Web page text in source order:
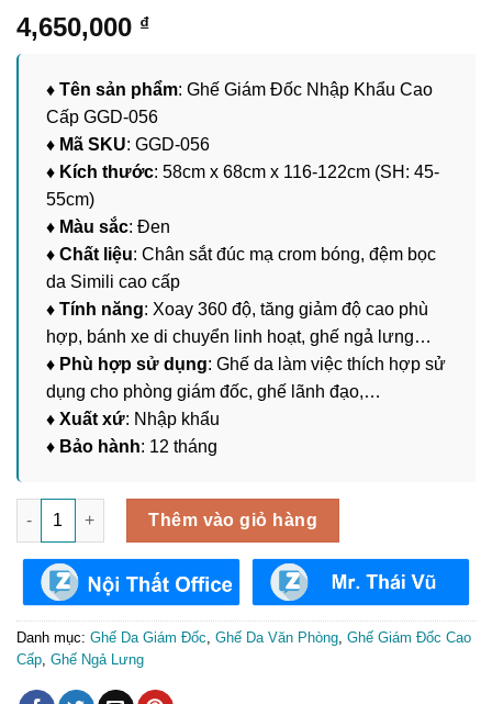
4,650,000 ₫
♦ Tên sản phẩm: Ghế Giám Đốc Nhập Khẩu Cao
Cấp GGD-056
♦ Mã SKU: GGD-056
♦ Kích thước: 58cm x 68cm x 116-122cm (SH: 45-
55cm)
♦ Màu sắc: Đen
♦ Chất liệu: Chân sắt đúc mạ crom bóng, đệm bọc
da Simili cao cấp
♦ Tính năng: Xoay 360 độ, tăng giảm độ cao phù
hợp, bánh xe di chuyển linh hoạt, ghế ngả lưng…
♦ Phù hợp sử dụng: Ghế da làm việc thích hợp sử
dụng cho phòng giám đốc, ghế lãnh đạo,…
♦ Xuất xứ: Nhập khẩu
♦ Bảo hành: 12 tháng
Ghế Giám Đốc Nhập Khẩu Cao Cấp GGD-056 số lượng
Thêm vào giỏ hàng
Danh mục: Ghế Da Giám Đốc Ghế Da Văn Phòng Ghế Giám Đốc Cao
Cấp Ghế Ngả Lưng